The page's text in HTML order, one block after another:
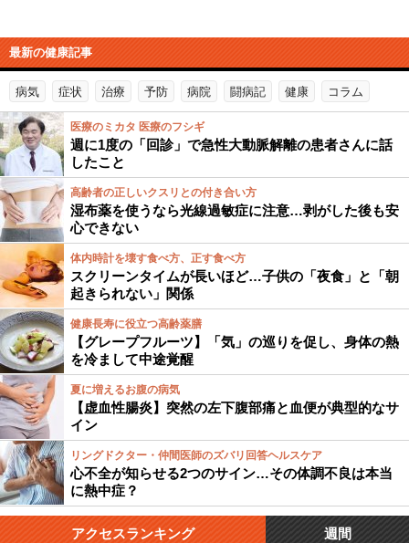
最新の健康記事
病気 症状 治療 予防 病院 闘病記 健康 コラム
医療のミカタ 医療のフシギ
週に1度の「回診」で急性大動脈解離の患者さんに話
したこと
高齢者の正しいクスリとの付き合い方
湿布薬を使うなら光線過敏症に注意…剥がした後も安
心できない
体内時計を壊す食べ方、正す食べ方
スクリーンタイムが長いほど…子供の「夜食」と「朝
起きられない」関係
健康長寿に役立つ高齢薬膳
【グレープフルーツ】「気」の巡りを促し、身体の熱
を冷まして中途覚醒
夏に増えるお腹の病気
【虚血性腸炎】突然の左下腹部痛と血便が典型的なサ
イン
リングドクター・仲間医師のズバリ回答ヘルスケア
心不全が知らせる2つのサイン…その体調不良は本当
に熱中症？
アクセスランキング 週間